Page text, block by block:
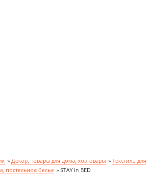
» Декор, товары для дома, хозтовары » Текстиль для
постельное белье » STAY in BED